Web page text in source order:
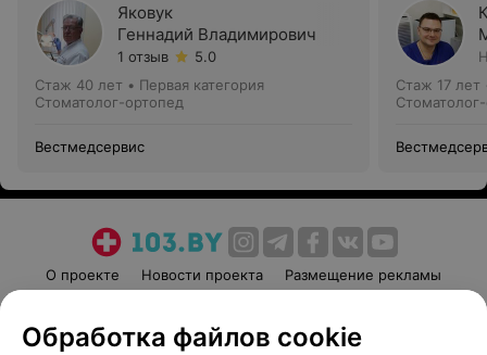
Яковук
Геннадий Владимирович
1 отзыв
5.0
Стаж 40 лет • Первая категория
Стоматолог-ортопед
Вестмедсервис
Стаж 17 лет
О проекте Новости проекта
Размещение рекламы
Пользовательское соглашение
Способы оплаты
Обработка файлов cookie